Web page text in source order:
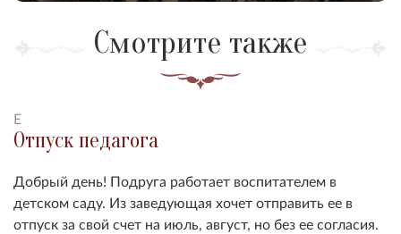
Смотрите также
Е
Отпуск педагога
Добрый день! Подруга работает воспитателем в
детском саду. Из заведующая хочет отправить ее в
отпуск за свой счет на июль, август, но без ее согласия.